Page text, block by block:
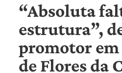
“Absoluta
estrutura”,
promotor em
de Flores da